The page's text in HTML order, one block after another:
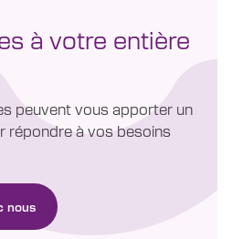
à votre entière
peuvent vous apporter un
répondre à vos besoins
nous